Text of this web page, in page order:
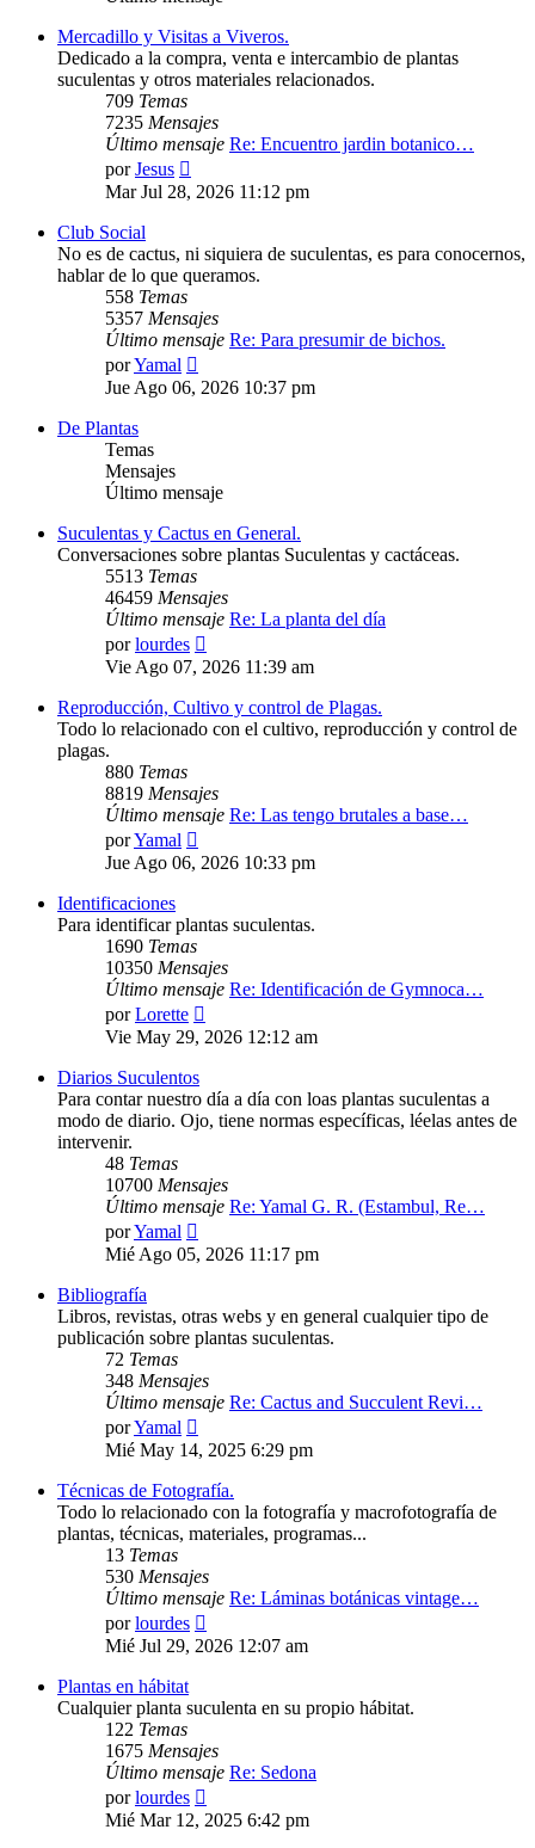
Mercadillo y Visitas a Viveros.
Dedicado a la compra, venta e intercambio de plantas
suculentas y otros materiales relacionados.
709 Temas
7235 Mensajes
Último mensaje Re: Encuentro jardin botanico…
porJesus
último
Mar Jul 28, 2026 11:12 pm
Club Social
No es de cactus, ni siquiera de suculentas, es para conocernos,
hablar de lo que queramos.
558 Temas
5357 Mensajes
Último mensaje Re: Para presumir de bichos.
porYamal
último
Jue Ago 06, 2026 10:37 pm
De Plantas
Temas
Mensajes
Último mensaje
Suculentas y Cactus en General.
Conversaciones sobre plantas Suculentas y cactáceas.
5513 Temas
46459 Mensajes
Último mensaje Re: La planta del día
porlourdes
último
Vie Ago 07, 2026 11:39 am
Reproducción, Cultivo y control de Plagas.
Todo lo relacionado con el cultivo, reproducción y control de
plagas.
880 Temas
8819 Mensajes
Último mensaje Re: Las tengo brutales a base…
porYamal
último
Jue Ago 06, 2026 10:33 pm
Identificaciones
Para identificar plantas suculentas.
1690 Temas
10350 Mensajes
Último mensaje Re: Identificación de Gymnoca…
porLorette
último
Vie May 29, 2026 12:12 am
Diarios Suculentos
Para contar nuestro día a día con loas plantas suculentas a
modo de diario. Ojo, tiene normas específicas, léelas antes de
intervenir.
48 Temas
10700 Mensajes
Último mensaje Re: Yamal G. R. (Estambul, Re…
porYamal
último
mensaje
Mié Ago 05, 2026 11:17 pm
Bibliografía
Libros, revistas, otras webs y en general cualquier tipo de
publicación sobre plantas suculentas.
72 Temas
348 Mensajes
Último mensaje Re: Cactus and Succulent Revi…
porYamal
último
mensaje
Mié May 14, 2025 6:29 pm
Técnicas de Fotografía.
Todo lo relacionado con la fotografía y macrofotografía de
plantas, técnicas, materiales, programas...
13 Temas
530 Mensajes
Último mensaje Re: Láminas botánicas vintage…
porlourdes
último
Mié Jul 29, 2026 12:07 am
Plantas en hábitat
Cualquier planta suculenta en su propio hábitat.
122 Temas
1675 Mensajes
Último mensaje Re: Sedona
porlourdes
último
Mié Mar 12, 2025 6:42 pm